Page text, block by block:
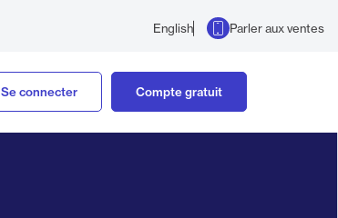
English Parler aux ventes
Se connecter Compte gratuit